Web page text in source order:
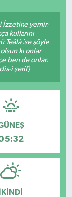
İzzetine yemin
kullarını
Teâlâ ise şöyle
ki onlar
ben de onları
i şerif)
İKINDI